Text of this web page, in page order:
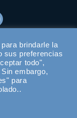
brindarle la
sus preferencias
todo",
embargo,
para